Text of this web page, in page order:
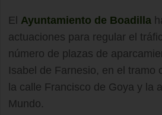
El Ayuntamiento de Boadilla
actuaciones para regular el
número de plazas de
Isabel de Farnesio, en el tramo
la calle Francisco de Goya y la
Mundo.